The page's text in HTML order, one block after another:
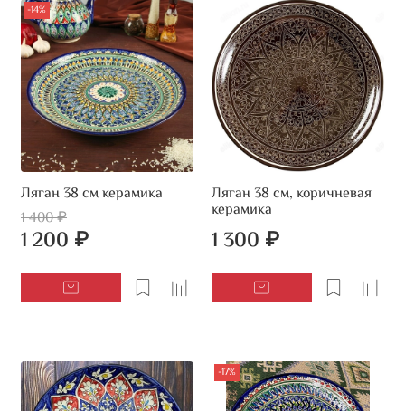
-14%
Ляган 38 см керамика
1 400 ₽
1 200 ₽
Ляган 38 см, коричневая
керамика
1 300 ₽
-17%